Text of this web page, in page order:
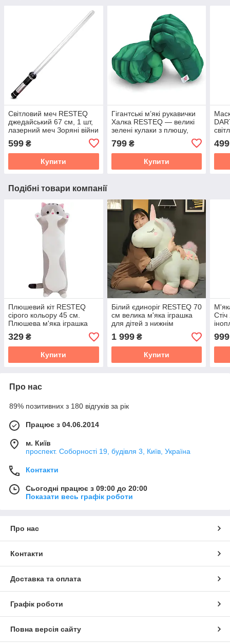
Світловий меч RESTEQ
джедайський 67 см, 1 шт,
лазерний меч Зоряні війни
599 ₴
Купити
Гігантські м’які рукавички
Халка RESTEQ — великі
зелені кулаки з плюшу,
для дітей і дорослих, 25
см
799₴
Купити
499
Подібні товари компанії
Плюшевий кіт RESTEQ
сірого кольору 45 см.
Плюшева м'яка іграшка
Кіт. Іграшка кіт. Іграшка-
подушка кіт
329 ₴
Купити
Білий єдиноріг RESTEQ 70
см велика м'яка іграшка
для дітей з нижнім
плюшевим покриттям
1 999₴
Купити
та
999
Про нас
89% позитивних з 180 відгуків за рік
Працює з 04.06.2014
м. Київ
проспект. Соборності 19, будівля 3, Київ, Україна
Контакти
Сьогодні працює з 09:00 до 20:00
Показати весь графік роботи
Про нас
Контакти
Доставка та оплата
Графік роботи
Повна версія сайту